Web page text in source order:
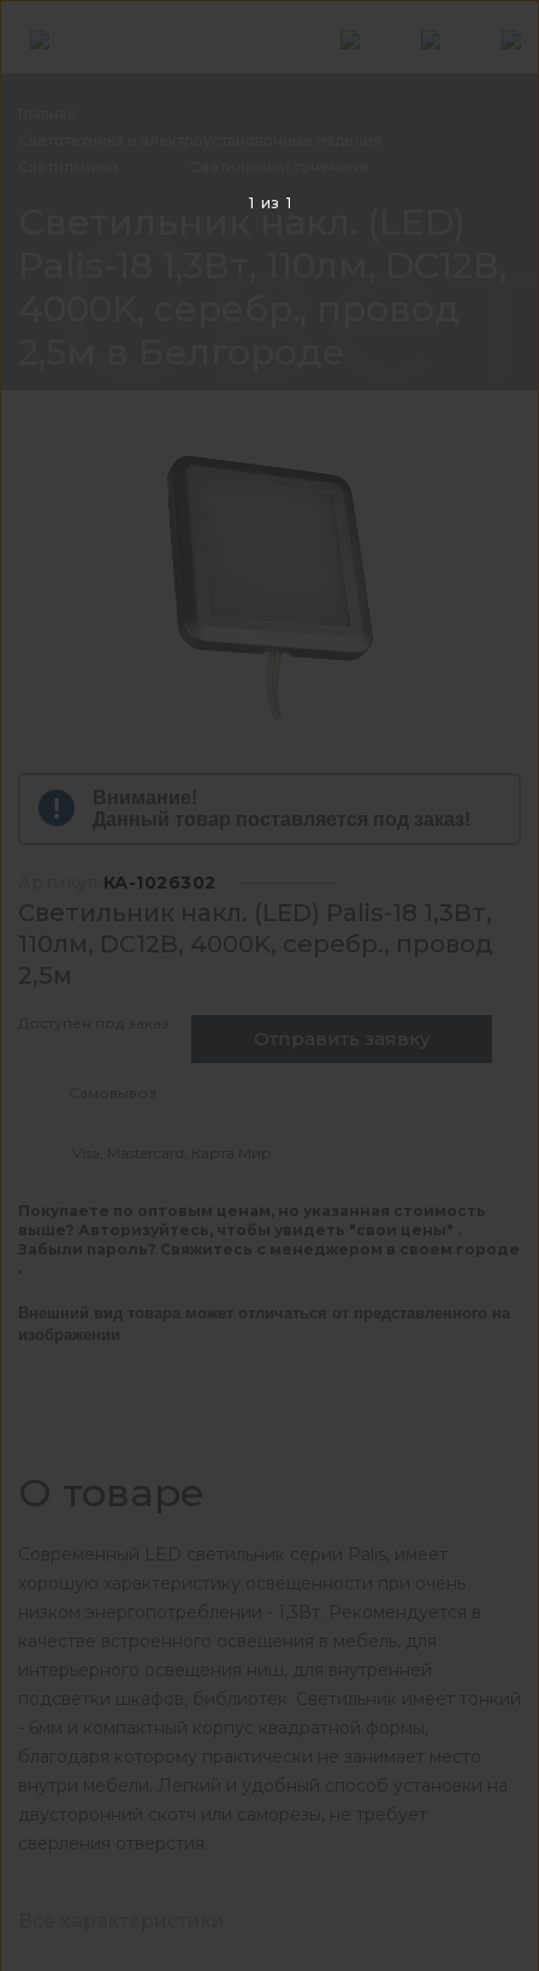
Светильник накл. (LED)
Внимание!
Данный товар поставляется под заказ!
КА-1026302
Светильник накл. (LED) Palis-18 1,3Вт,
110лм, DC12В, 4000K, серебр., провод
2,5м
Доступен под заказ
Отправить заявку
Самовывоз
Visa, Mastercard, Карта Мир
Покупаете по оптовым ценам, но указанная стоимость
выше? Авторизуйтесь, чтобы увидеть "свои цены" .
Забыли пароль? Свяжитесь с менеджером в своем городе
Внешний вид товара может отличаться от представленного на
изображении
О товаре
Современный LED светильник серии Palis, имеет
хорошую характеристику освещенности при очень
низком энергопотреблении - 1,3Вт. Рекомендуется в
качестве встроенного освещения в мебель, для
интерьерного освещения ниш, для внутренней
подсветки шкафов, библиотек. Светильник имеет тонкий
- 6мм и компактный корпус квадратной формы,
благодаря которому практически не занимает место
внутри мебели. Легкий и удобный способ установки на
двусторонний скотч или саморезы, не требует
сверления отверстия.
1 из 1